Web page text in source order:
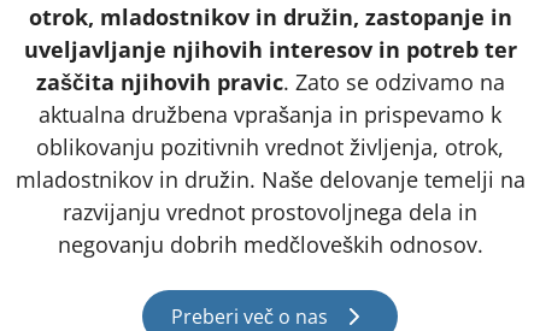
otrok, mladostnikov in družin, zastopanje in
uveljavljanje njihovih interesov in potreb ter
zaščita njihovih pravic. Zato se odzivamo na
aktualna družbena vprašanja in prispevamo k
oblikovanju pozitivnih vrednot življenja, otrok,
mladostnikov in družin. Naše delovanje temelji na
razvijanju vrednot prostovoljnega dela in
negovanju dobrih medčloveških odnosov.
Preberi več o nas